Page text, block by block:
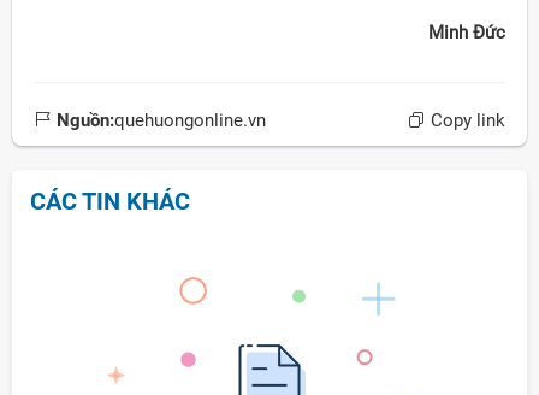
Minh Đức
Nguồn:quehuongonline.vn Copy link
CÁC TIN KHÁC